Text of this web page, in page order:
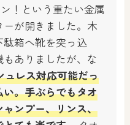
！という重たい金属
が開きました。木
箱へ靴を突っ込
ありましたが、な
ュレス対応可能だっ
。手ぶらでもタオ
ンプー、リンス、